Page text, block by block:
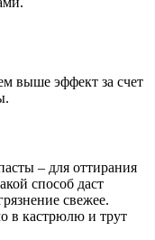
выше эффект за счет
– для оттирания
способ даст
свежее.
в кастрюлю и трут